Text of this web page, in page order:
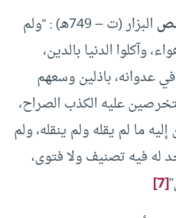
البزار (ت – 749هـ) : “ولم
وآكلوا الدنيا بالدين،
عدوانه، باذلين وسعهم
عليه الكذب الصراح،
ما لم يقله ولم ينقله، ولم
له فيه تصنيف ولا فتوى،
[7]